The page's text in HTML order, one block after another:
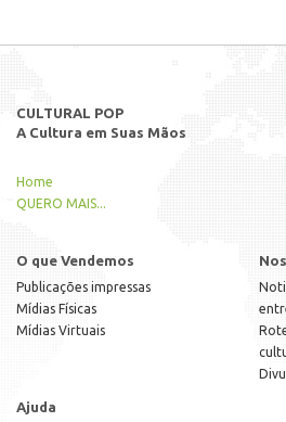
CULTURAL POP
A Cultura em Suas Mãos
Home
QUERO MAIS...
O que Vendemos
Publicações impressas
Mídias Físicas
Mídias Virtuais
Ajuda